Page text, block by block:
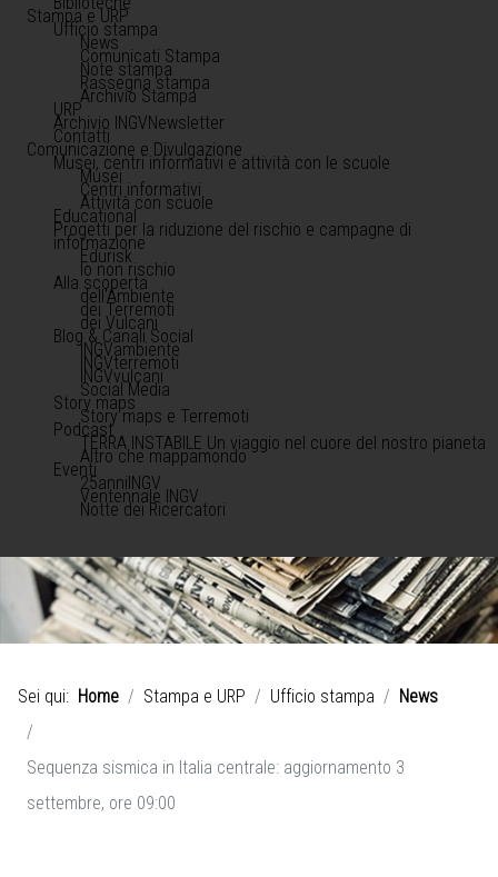
Stampa e URP
Ufficio stampa
News
Comunicati Stampa
Note stampa
Rassegna stampa
Archivio Stampa
URP
Archivio INGVNewsletter
Contatti
Comunicazione e Divulgazione
Musei, centri informativi e attività con le scuole
Musei
Centri informativi
Attività con scuole
Educational
Progetti per la riduzione del rischio e campagne di
informazione
Edurisk
Io non rischio
Alla scoperta
dell'Ambiente
dei Terremoti
dei Vulcani
Blog & Canali Social
INGVambiente
INGVterremoti
INGVvulcani
Social Media
Story maps
Story maps e Terremoti
Podcast
TERRA INSTABILE Un viaggio nel cuore del nostro pianeta
Altro che mappamondo
Eventi
25anniINGV
Ventennale INGV
Notte dei Ricercatori
Sei qui: Home Stampa e URP Ufficio stampa News
Sequenza sismica in Italia centrale: aggiornamento 3
settembre, ore 09:00